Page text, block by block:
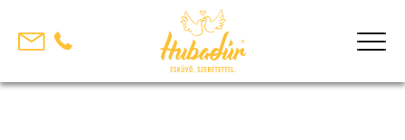
content